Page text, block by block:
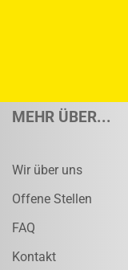
MEHR ÜBER...
Wir über uns
Offene Stellen
FAQ
Kontakt